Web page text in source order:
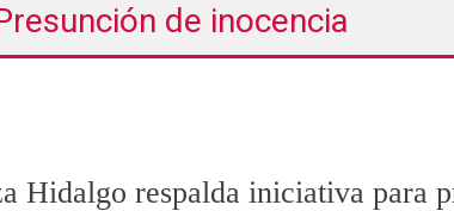
de inocencia
Hidalgo respalda iniciativa para